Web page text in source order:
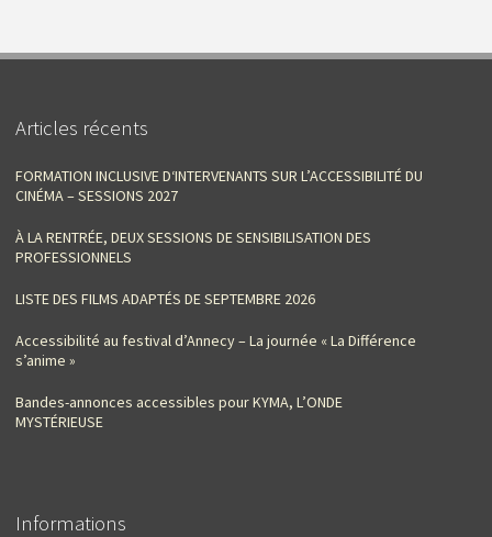
Articles récents
FORMATION INCLUSIVE D‘INTERVENANTS SUR L’ACCESSIBILITÉ DU
CINÉMA – SESSIONS 2027
À LA RENTRÉE, DEUX SESSIONS DE SENSIBILISATION DES
PROFESSIONNELS
LISTE DES FILMS ADAPTÉS DE SEPTEMBRE 2026
Accessibilité au festival d’Annecy – La journée « La Différence
s’anime »
Bandes-annonces accessibles pour KYMA, L’ONDE
MYSTÉRIEUSE
Informations